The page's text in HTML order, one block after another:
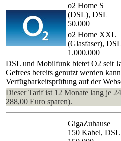
o2 Home S
(DSL), DSL
50.000
o2 Home XXL
(Glasfaser), DSL
1.000.000
DSL und Mobilfunk bietet O2 seit
Gefrees bereits genutzt werden
Verfügbarkeitsprüfung auf der
Dieser Tarif ist 12 Monate lang je
288,00 Euro sparen).
GigaZuhause
150 Kabel, DSL